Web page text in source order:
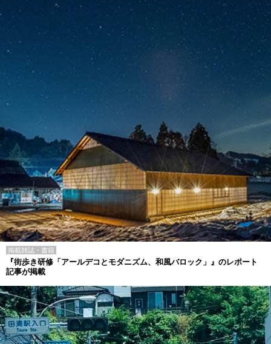
掲載雑誌・書籍
『街歩き研修「アールデコとモダニズム、和風バロック」』のレポート
記事が掲載